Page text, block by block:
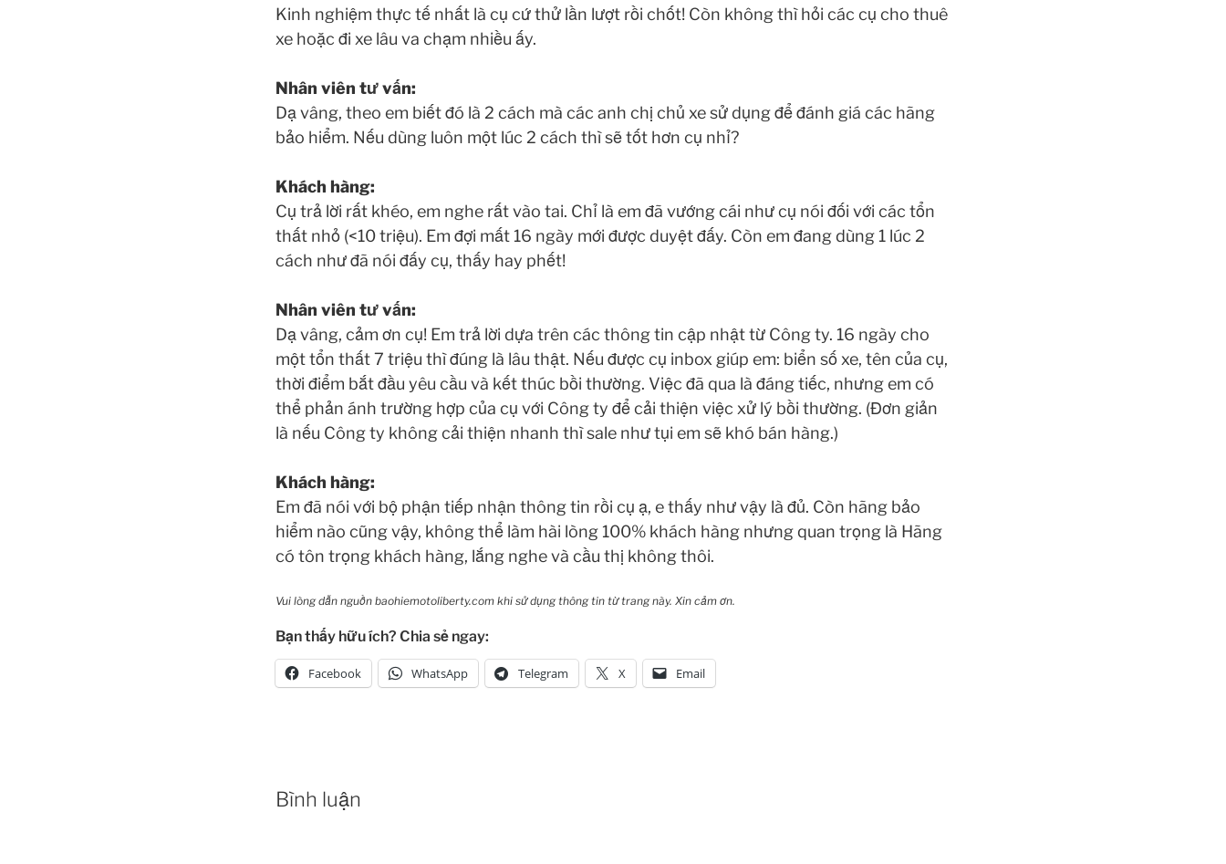
Kinh nghiệm thực tế nhất là cụ cứ thử lần lượt rồi chốt! Còn không thì hỏi các cụ cho thuê
xe hoặc đi xe lâu va chạm nhiều ấy.
Nhân viên tư vấn:
Dạ vâng, theo em biết đó là 2 cách mà các anh chị chủ xe sử dụng để đánh giá các hãng
bảo hiểm. Nếu dùng luôn một lúc 2 cách thì sẽ tốt hơn cụ nhỉ?
Khách hàng:
Cụ trả lời rất khéo, em nghe rất vào tai. Chỉ là em đã vướng cái như cụ nói đối với các tổn
thất nhỏ (<10 triệu). Em đợi mất 16 ngày mới được duyệt đấy. Còn em đang dùng 1 lúc 2
cách như đã nói đấy cụ, thấy hay phết!
Nhân viên tư vấn:
Dạ vâng, cảm ơn cụ! Em trả lời dựa trên các thông tin cập nhật từ Công ty. 16 ngày cho
một tổn thất 7 triệu thì đúng là lâu thật. Nếu được cụ inbox giúp em: biển số xe, tên của cụ,
thời điểm bắt đầu yêu cầu và kết thúc bồi thường. Việc đã qua là đáng tiếc, nhưng em có
thể phản ánh trường hợp của cụ với Công ty để cải thiện việc xử lý bồi thường. (Đơn giản
là nếu Công ty không cải thiện nhanh thì sale như tụi em sẽ khó bán hàng.)
Khách hàng:
Em đã nói với bộ phận tiếp nhận thông tin rồi cụ ạ, e thấy như vậy là đủ. Còn hãng bảo
hiểm nào cũng vậy, không thể làm hài lòng 100% khách hàng nhưng quan trọng là Hãng
có tôn trọng khách hàng, lắng nghe và cầu thị không thôi.
Vui lòng dẫn nguồn baohiemotoliberty.com khi sử dụng thông tin từ trang này. Xin cảm ơn.
Bạn thấy hữu ích? Chia sẻ ngay:
Facebook WhatsApp Telegram X Email
Bình luận